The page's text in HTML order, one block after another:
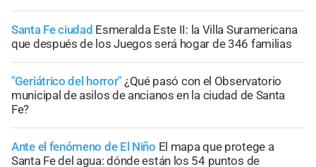
Santa Fe ciudad Esmeralda Este II: la Villa Suramericana
que después de los Juegos será hogar de 346 familias
"Geriátrico del horror" ¿Qué pasó con el Observatorio
municipal de asilos de ancianos en la ciudad de Santa
Fe?
Ante el fenómeno de El Niño El mapa que protege a
Santa Fe del agua: dónde están los 54 puntos de